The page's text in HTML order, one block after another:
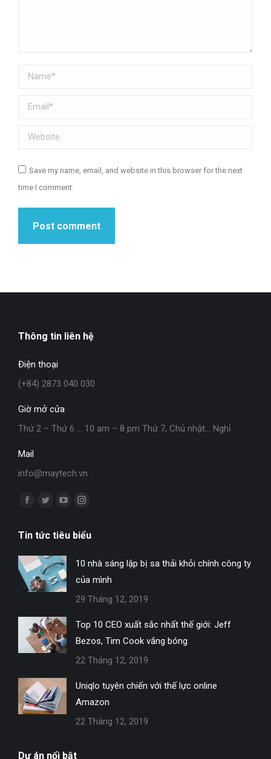
Name *
Email *
Website
Save my name, email, and website in this browser for the next
time I comment.
Post comment
Thông tin liên hệ
Điện thoại
(+84) 2873 040 030
Giờ mở cửa
Thứ 2 – Thứ 6 … 10 am – 8 pm Thứ 7, Chủ nhật… Nghỉ
Mail
info@maytech.vn
Find us on:
Facebook
opens
in
new
window
Twitter
opens
in
new
window
YouTube
opens
in
new
window
Instagram
opens
new
window
Tin tức tiêu biểu
10 nhà sáng lập bị sa thải khỏi chính công ty
của mình
29 Tháng 12, 2019
Top 10 CEO xuất sắc nhất thế giới: Jeff
Bezos, Tim Cook vắng bóng
22 Tháng 12, 2019
Uniqlo tuyên chiến với thế lực online
Amazon
22 Tháng 12, 2019
Dự án nổi bật